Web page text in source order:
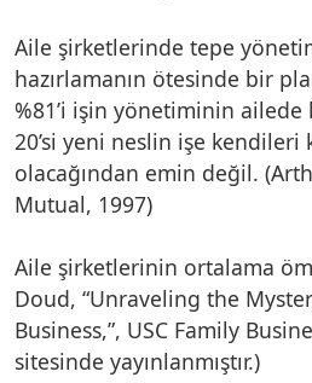
Aile şirketlerinde tepe
hazırlamanın ötesinde bir
%81’i işin yönetiminin ailede
20’si yeni neslin işe kendileri
olacağından emin değil.
Mutual, 1997)
Aile şirketlerinin ortalama
Doud, “Unraveling the
Business,”, USC Family
sitesinde yayınlanmıştır.)